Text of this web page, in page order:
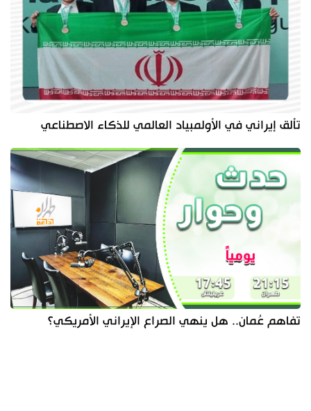
تألق إيراني في الأولمبياد العالمي للذكاء الاصطناعي
تفاهم عُمان.. هل ينهي الصراع الإيراني الأمريكي؟